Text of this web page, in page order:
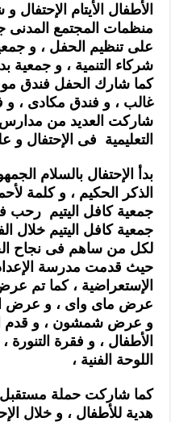
الأطفال الأيتام
منظمات المجتمع المدنى
على تنظيم الحفل ، و
شركاء التنمية ، و جمعية
كما شارك الحفل فندق
غالب ، و فندق مكادى ، و
شاركت العديد من مدارس
التعليمية فى الإحتفال
بدأ الإحتفال بالسلام
الذكر الحكيم ، و كلمة
جمعية كافل اليتيم رحب
جمعية كافل اليتيم خلال
لكل من ساهم فى نجاح
حيث قدمت مدرسة
الإستعراضية ، كما تم
عرض ماى واى ، و عرض
و عرض شمشون ، و قدم
الأطفال ، و فقرة
اللوحة الفنية ،
كما شاركت حملة مستقبل
هديةللأطفال ، و خلال